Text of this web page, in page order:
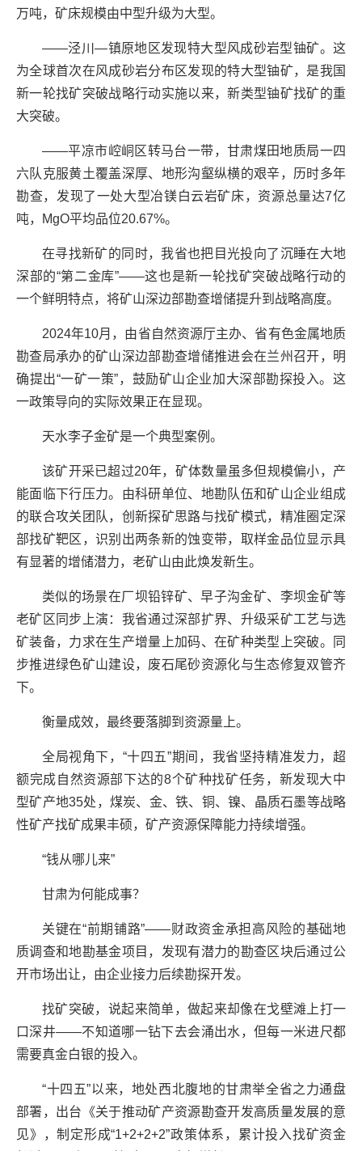
万吨，矿床规模由中型升级为大型。
——泾川—镇原地区发现特大型风成砂岩型铀矿。这
为全球首次在风成砂岩分布区发现的特大型铀矿，是我国
新一轮找矿突破战略行动实施以来，新类型铀矿找矿的重
大突破。
——平凉市崆峒区转马台一带，甘肃煤田地质局一四
六队克服黄土覆盖深厚、地形沟壑纵横的艰辛，历时多年
勘查，发现了一处大型冶镁白云岩矿床，资源总量达7亿
吨，MgO平均品位20.67%。
在寻找新矿的同时，我省也把目光投向了沉睡在大地
深部的“第二金库”——这也是新一轮找矿突破战略行动的
一个鲜明特点，将矿山深边部勘查增储提升到战略高度。
2024年10月，由省自然资源厅主办、省有色金属地质
勘查局承办的矿山深边部勘查增储推进会在兰州召开，明
确提出“一矿一策”，鼓励矿山企业加大深部勘探投入。这
一政策导向的实际效果正在显现。
天水李子金矿是一个典型案例。
该矿开采已超过20年，矿体数量虽多但规模偏小，产
能面临下行压力。由科研单位、地勘队伍和矿山企业组成
的联合攻关团队，创新探矿思路与找矿模式，精准圈定深
部找矿靶区，识别出两条新的蚀变带，取样金品位显示具
有显著的增储潜力‌‌，老矿山由此焕发新生。
类似的场景在厂坝铅锌矿、早子沟金矿、李坝金矿等
老矿区同步上演：我省通过深部扩界、升级采矿工艺与选
矿装备，力求在生产增量上加码、在矿种类型上突破。同
步推进绿色矿山建设，废石尾砂资源化与生态修复双管齐
下。
衡量成效，最终要落脚到资源量上。
全局视角下，“十四五”期间，我省坚持精准发力，超
额完成自然资源部下达的8个矿种找矿任务，新发现大中
型矿产地35处，煤炭、金、铁、铜、镍、晶质石墨等战略
性矿产找矿成果丰硕，矿产资源保障能力持续增强。
“钱从哪儿来”
甘肃为何能成事？
关键在“前期铺路”——财政资金承担高风险的基础地
质调查和地勘基金项目，发现有潜力的勘查区块后通过公
开市场出让，由企业接力后续勘探开发。
找矿突破，说起来简单，做起来却像在戈壁滩上打一
口深井——不知道哪一钻下去会涌出水，但每一米进尺都
需要真金白银的投入。
“十四五”以来，地处西北腹地的甘肃举全省之力通盘
部署，出台《关于推动矿产资源勘查开发高质量发展的意
见》，制定形成“1+2+2+2”政策体系，累计投入找矿资金